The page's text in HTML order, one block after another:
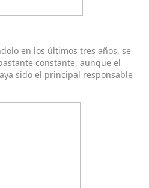
en los últimos tres años, se
constante, aunque el
sido el principal responsable